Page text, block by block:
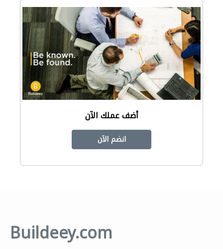
أضف عملك الآن
انضم الآن
Buildeey.com